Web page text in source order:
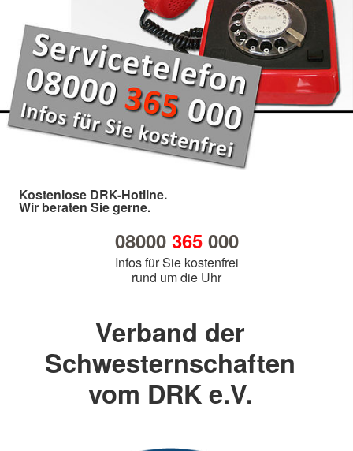
Kostenlose DRK-Hotline.
Wir beraten Sie gerne.
08000 365000
Infos für Sie kostenfrei
rund um die Uhr
Verband der
Schwesternschaften
vom DRK e.V.